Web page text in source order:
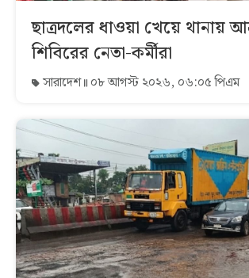
ছাত্রদলের ধাওয়া খেয়ে থানায়
শিবিরের নেতা-কর্মীরা
সারাদেশ ০৮ আগস্ট ২০২৬, ০৬:০৫ পিএম